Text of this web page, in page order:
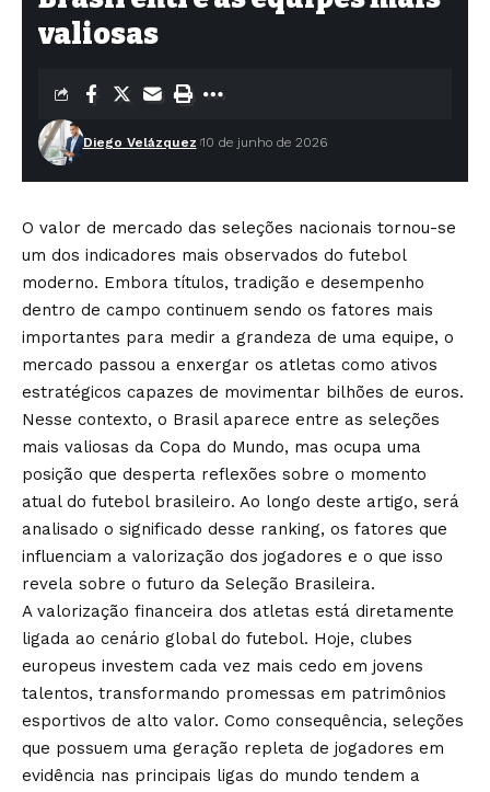
valiosas
Diego Velázquez 10 de junho de 2026
O valor de mercado das seleções nacionais tornou-se
um dos indicadores mais observados do futebol
moderno. Embora títulos, tradição e desempenho
dentro de campo continuem sendo os fatores mais
importantes para medir a grandeza de uma equipe, o
mercado passou a enxergar os atletas como ativos
estratégicos capazes de movimentar bilhões de euros.
Nesse contexto, o Brasil aparece entre as seleções
mais valiosas da Copa do Mundo, mas ocupa uma
posição que desperta reflexões sobre o momento
atual do futebol brasileiro. Ao longo deste artigo, será
analisado o significado desse ranking, os fatores que
influenciam a valorização dos jogadores e o que isso
revela sobre o futuro da Seleção Brasileira.
A valorização financeira dos atletas está diretamente
ligada ao cenário global do futebol. Hoje, clubes
europeus investem cada vez mais cedo em jovens
talentos, transformando promessas em patrimônios
esportivos de alto valor. Como consequência, seleções
que possuem uma geração repleta de jogadores em
evidência nas principais ligas do mundo tendem a